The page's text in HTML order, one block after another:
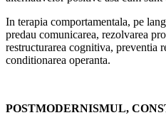
In terapia comportamentala, pe
predau comunicarea, rezolvarea
restructurarea cognitiva, preventia
conditionarea operanta.
POSTMODERNISMUL,